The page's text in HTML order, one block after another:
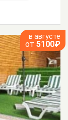
в августе
от 5100₽